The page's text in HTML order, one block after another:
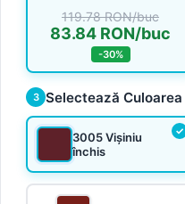
119.78 RON/buc
83.84 RON/buc
-30%
3 Selectează Culoarea
3005 Vișiniu
închis